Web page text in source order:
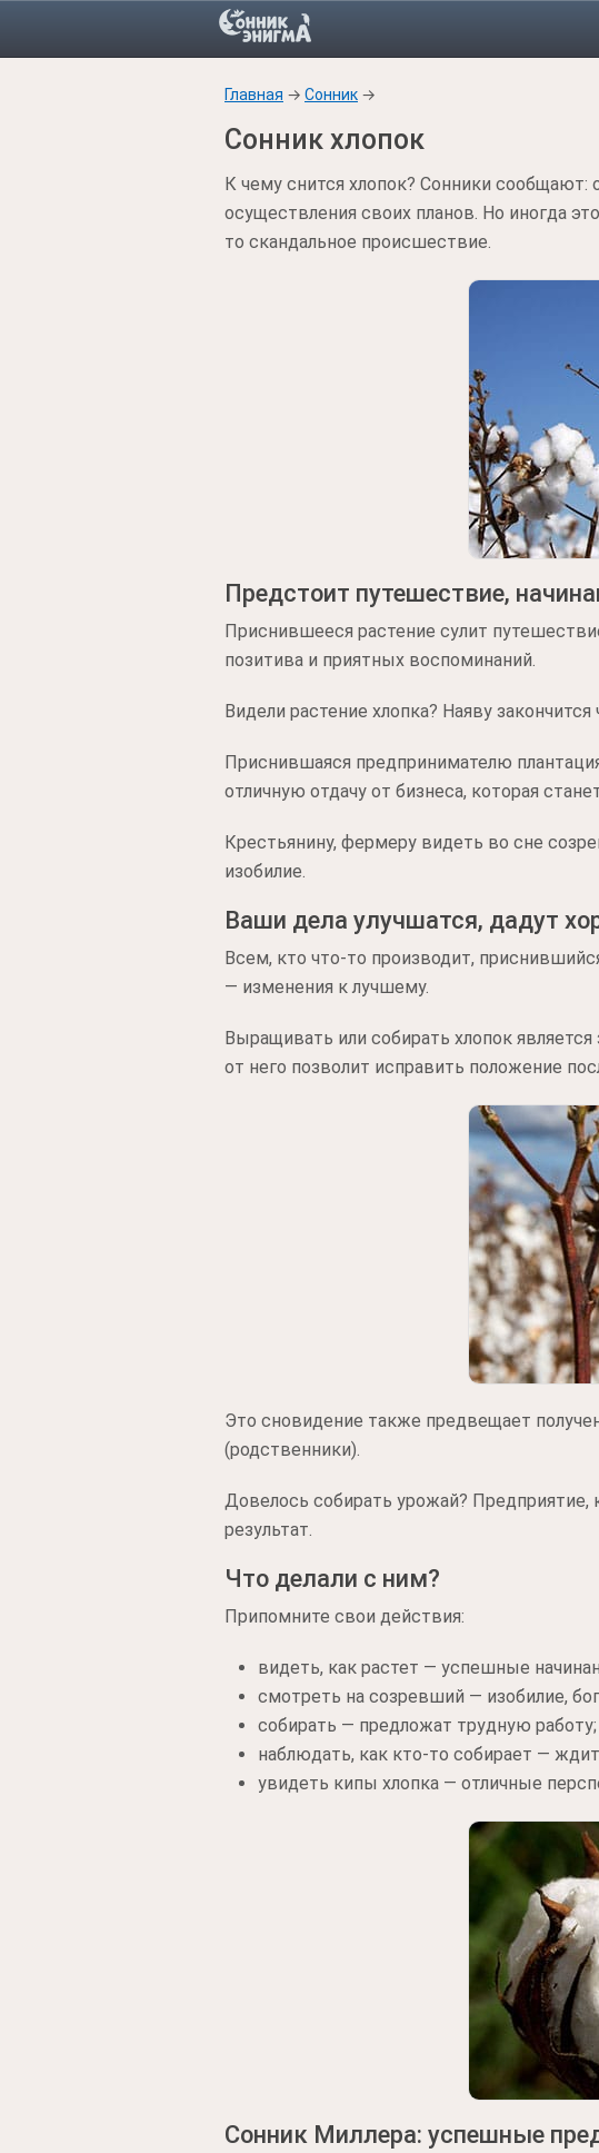
Главная → Сонник →
Сонник хлопок
К чему снится хлопок? Сонники сообщают:
осуществления своих планов. Но иногда
то скандальное происшествие.
Предстоит путешествие,
Приснившееся растение сулит
позитива и приятных воспоминаний.
Видели растение хлопка? Наяву
Приснившаяся предпринимателю
отличную отдачу от бизнеса, которая
Крестьянину, фермеру видеть во сне
изобилие.
Ваши дела улучшатся, дадут
Всем, кто что-то производит,
— изменения к лучшему.
Выращивать или собирать хлопок
от него позволит исправить положение
Это сновидение также предвещает
(родственники).
Довелось собирать урожай?
результат.
Что делали с ним?
Припомните свои действия:
видеть, как растет — успешные
смотреть на созревший — изобилие,
собирать — предложат трудную работу;
наблюдать, как кто-то собирает —
увидеть кипы хлопка — отличные
Сонник Миллера: успешные